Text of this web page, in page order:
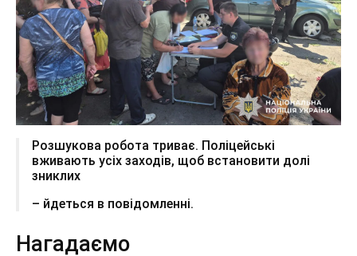
Розшукова робота триває. Поліцейські
вживають усіх заходів, щоб встановити долі
зниклих
– йдеться в повідомленні.
Нагадаємо